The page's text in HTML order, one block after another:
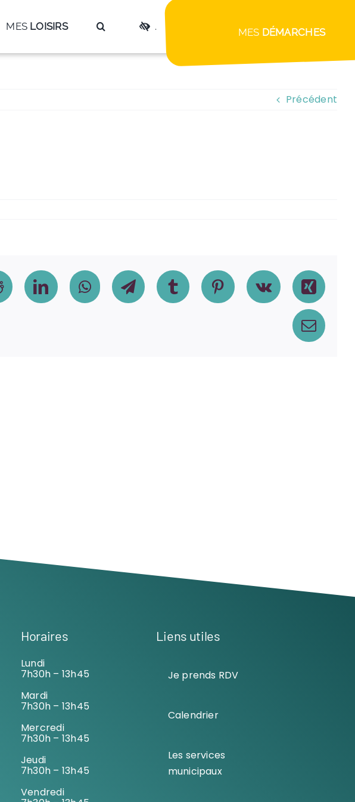
MES LOISIRS . MES DÉMARCHES
Précédent
Reddit LinkedInWhatsAppTelegramTumblr PinterestVk Xing
Email
Horaires
Lundi
7h30h – 13h45
Mardi
7h30h – 13h45
Mercredi
7h30h – 13h45
Jeudi
7h30h – 13h45
Vendredi
Liens utiles
Je prends RDV
Calendrier
Les services
municipaux